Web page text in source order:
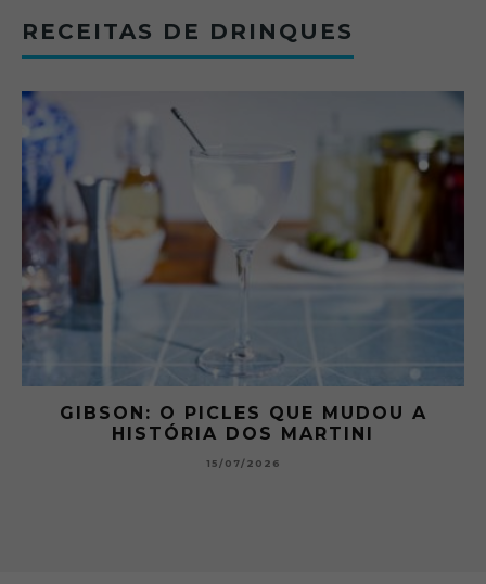
RECEITAS DE DRINQUES
GIBSON: O PICLES QUE MUDOU A
HISTÓRIA DOS MARTINI
15/07/2026